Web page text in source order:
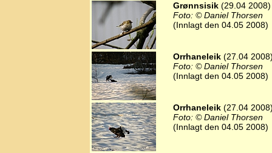
Grønnsisik (29.04 2008)
Foto: © Daniel Thorsen
(Innlagt den 04.05 2008)
Orrhaneleik (27.04
Foto: © Daniel Thorsen
(Innlagt den 04.05 2008)
Orrhaneleik (27.04
Foto: © Daniel Thorsen
(Innlagt den 04.05 2008)